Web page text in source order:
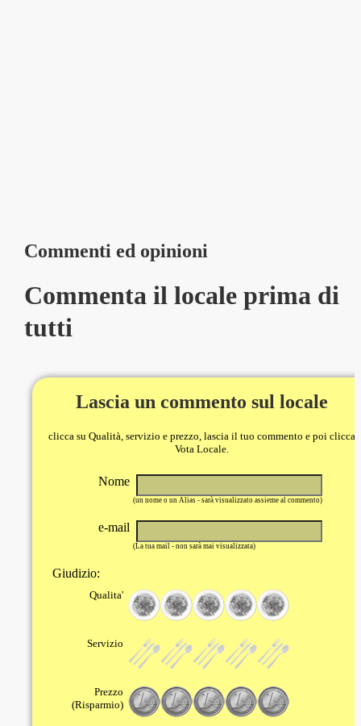
Commenti ed opinioni
Commenta il locale prima di
tutti
Lascia un commento sul locale
clicca su Qualità, servizio e prezzo, lascia il tuo commento e poi clicca
Vota Locale.
Nome
(un nome o un Alias - sarà visualizzato assieme al commento)
e-mail
(La tua mail - non sarà mai visualizzata)
Giudizio:
Qualita'
Servizio
Prezzo
(Risparmio)